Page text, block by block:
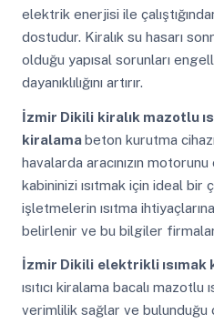
elektrik enerjisi ile
dostudur. Kiralık su hasarı
olduğu yapısal sorunları
dayanıklılığını artırır.
İzmir Dikili kiralık mazotlu
kiralamabeton kurutma
havalarda aracınızın
kabininizi ısıtmak için ideal
işletmelerin ısıtma
belirlenir ve bu bilgiler
İzmir Dikili elektrikli ısımak
ısıtıcı kiralama bacalı mazotlu
verimlilik sağlar ve bulunduğu